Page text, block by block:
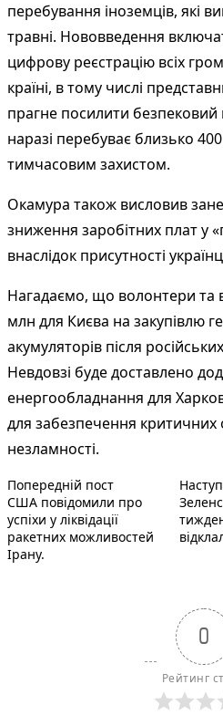
перебування іноземців, які
травні. Нововведення
цифрову реєстрацію всіх
країні, в тому числі
прагне посилити безпековий
наразі перебуває близько 400
тимчасовим захистом.
Окамура також висловив
зниження заробітних плат у
внаслідок присутності
Нагадаємо, що волонтери та
млн для Києва на закупівлю
акумуляторів після
Невдовзі буде доставлено
енергообладнання для
для забезпечення критичних
незламності.
Навігація
записів
Попередній постПопередній
США повідомили про
успіхи у ліквідації
ракетних можливостей
Ірану.
0
Рейтинг